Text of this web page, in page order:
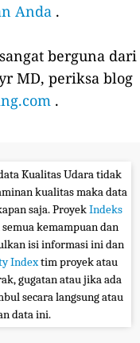
Anda .
berguna dari
MD, periksa blog
.
Kualitas Udara tidak
kualitas maka data
saja. ProyekIndeks
kemampuan dan
isi informasi ini dan
Indextim proyek atau
gugatan atau jika ada
secara langsung atau
data ini.